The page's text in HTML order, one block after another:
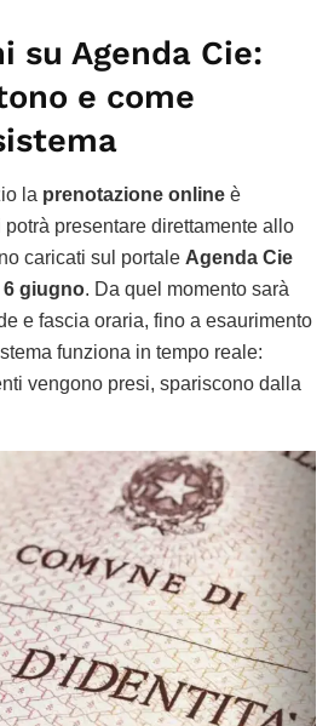
su Agenda Cie:
e come
la prenotazione online è
potrà presentare direttamente allo
caricati sul portale Agenda Cie
6 giugno. Da quel momento sarà
e fascia oraria, fino a esaurimento
funziona in tempo reale:
vengono presi, spariscono dalla